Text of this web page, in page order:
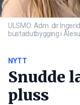
ULSMO: Adm. dir
bustadutbygging i
NYTT
Snudde
pluss